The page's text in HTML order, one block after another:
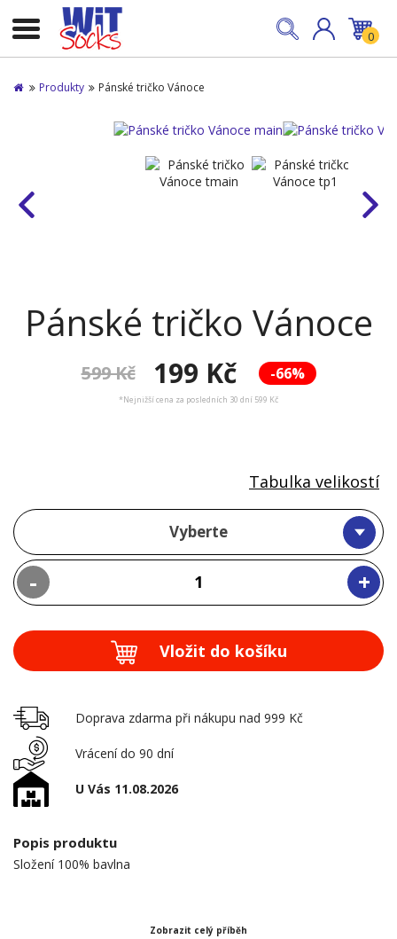
0
Produkty Pánské tričko Vánoce
Pánské tričko Vánoce
-66%
599 Kč 199 Kč
*Nejnižší cena za posledních 30 dní 599 Kč
Vyberte
- +
Tabulka velikostí
Vložit do košíku
Doprava zdarma při nákupu nad 999 Kč
Vrácení do 90 dní
U Vás 11.08.2026
Popis produktu
Složení 100% bavlna
Zobrazit celý příběh